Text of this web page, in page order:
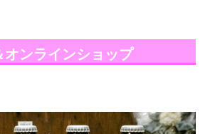
オンラインショップ